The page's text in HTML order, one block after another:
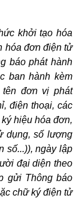
khởi tạo hóa
hóa đơn điện tử
báo phát hành
ban hành kèm
tên đơn vị phát
điện thoại, các
hiệu hóa đơn,
dụng, số lượng
số...)), ngày lập
đại diện theo
gửi Thông báo
chữ ký điện tử